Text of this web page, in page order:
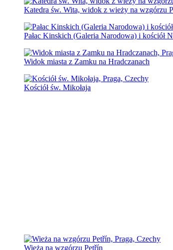
Katedra św. Wita, widok z wieży na wzgórzu
Pałac Kinskich (Galeria Narodowa) i kościół
Widok miasta z Zamku na Hradczanach
Kościół św. Mikołaja
Wieża na wzgórzu Petřín